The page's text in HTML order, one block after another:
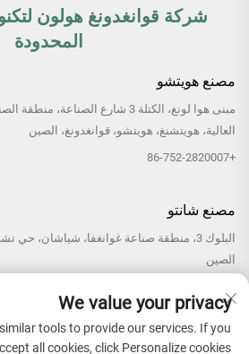
شركة قوانغدونغ هولون
المحدودة
مصنع هويتشو
مبنى هوا لونغ، الكتلة 3 شارع الصناعة،
العالية، هويتشنغ، هويتشو، قوانغدونغ، الصين
+86-752-2820007
مصنع شانتو
البلوك 3، منطقة صناعة غوانغفا، شياشان، حي
الصين
We value your privacy
tools to provide our services. If you
all cookies, click Personalize cookies.